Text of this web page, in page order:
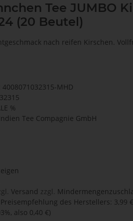
Tee JUMBO
(20 Beutel)
nach reifen Kirschen.
4008071032315-MHD
%
Tee Compagnie GmbH
Versand zzgl.
des Herstellers: 3,99 €
, also 0,40 €)